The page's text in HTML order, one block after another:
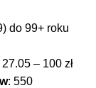
do 99+ roku
– 100 zł
: 550